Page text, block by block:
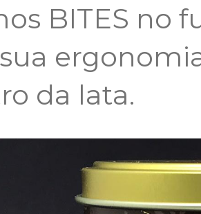
BITES no
da lata.